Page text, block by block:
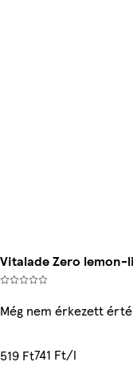
Vitalade Zero
Még nem érkezett
519 Ft741 Ft/l